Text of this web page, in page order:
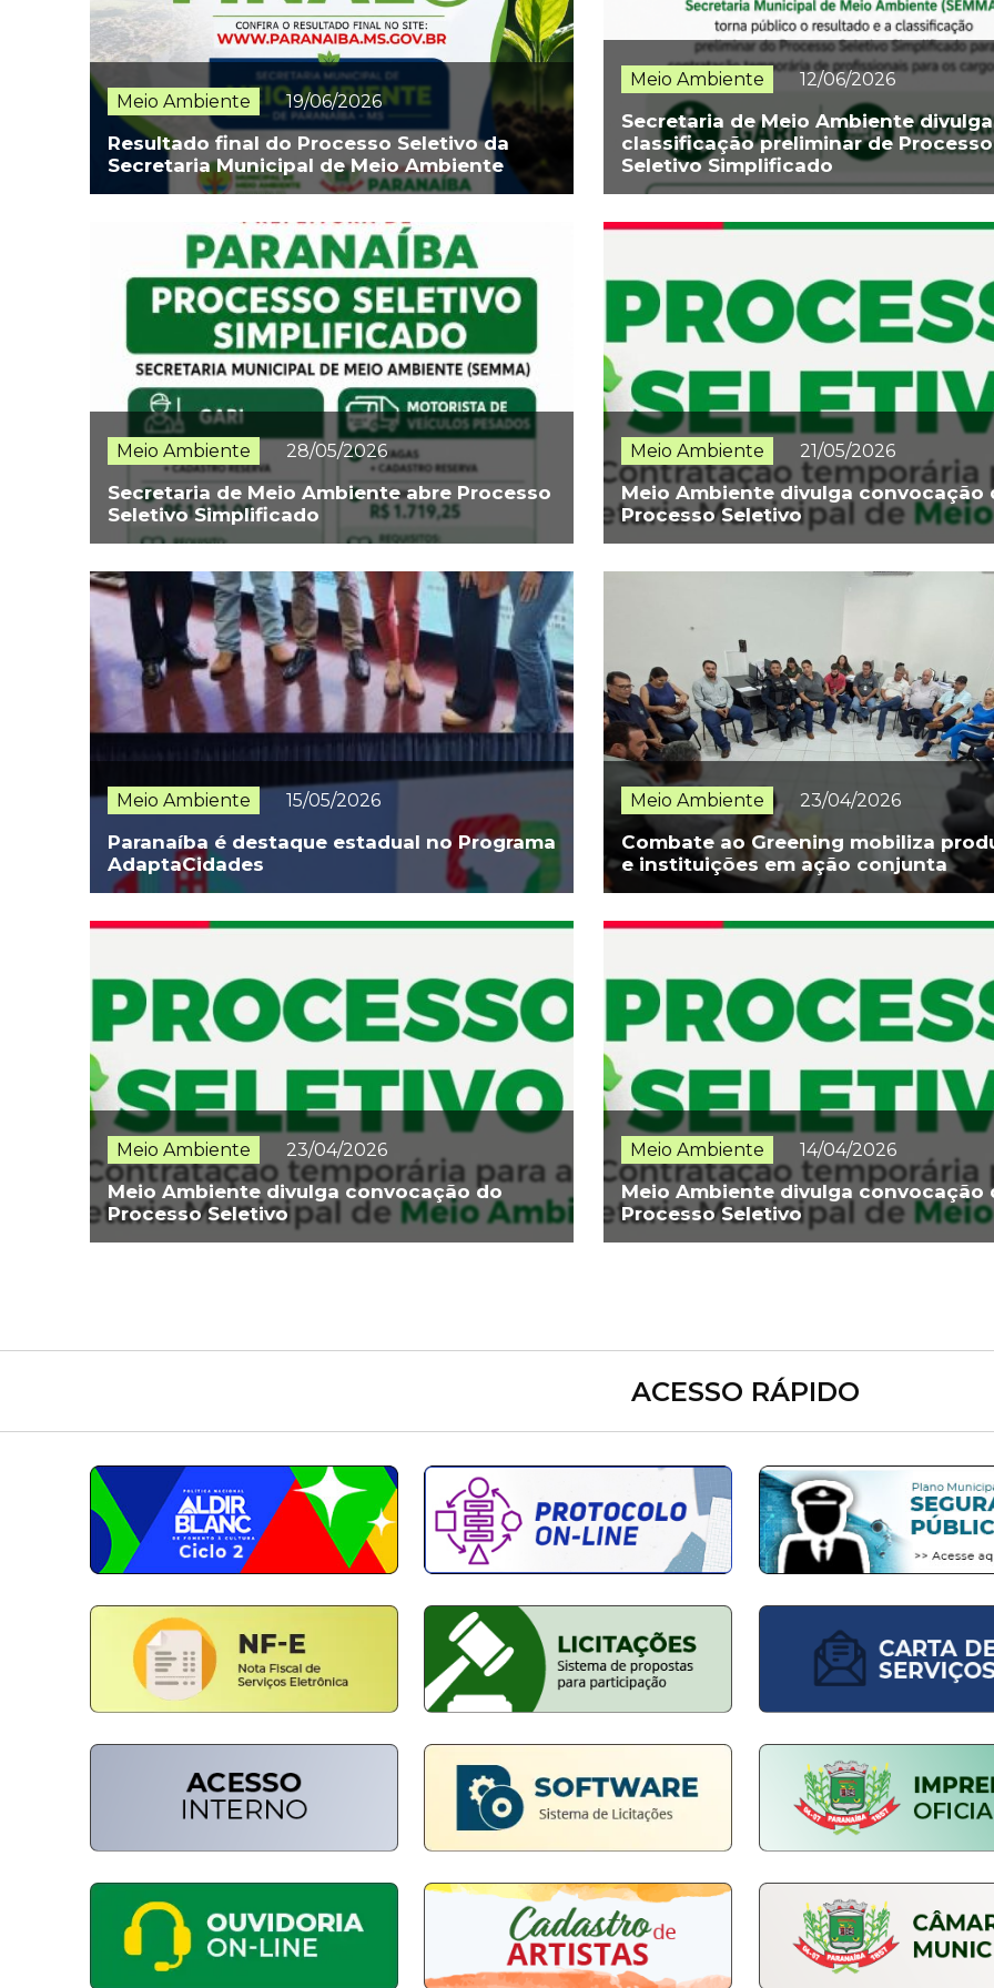
Meio Ambiente 19/06/2026
Resultado final do Processo Seletivo da
Secretaria Municipal de Meio Ambiente
Meio Ambiente 12/06/2026
Secretaria de Meio Ambiente divulga
classificação preliminar de Processo
Seletivo Simplificado
Meio Ambiente 28/05/2026
Secretaria de Meio Ambiente abre Processo
Seletivo Simplificado
Meio Ambiente 21/05/2026
Meio Ambiente divulga convocação
Processo Seletivo
Meio Ambiente 15/05/2026
Paranaíba é destaque estadual no Programa
AdaptaCidades
Meio Ambiente 23/04/2026
Combate ao Greening mobiliza
e instituições em ação conjunta
Meio Ambiente 23/04/2026
Meio Ambiente divulga convocação do
Processo Seletivo
Meio Ambiente 14/04/2026
Meio Ambiente divulga convocação
Processo Seletivo
ACESSO RÁPIDO